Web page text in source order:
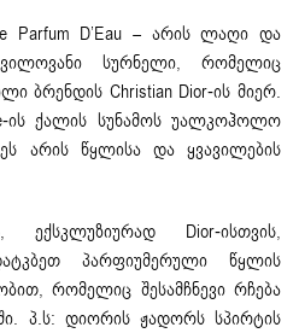
Parfum D’Eau – არის ლაღი და
სურნელი, რომელიც
ბრენდის Christian Dior-ის მიერ.
ის ქალის სუნამოს უალკოჰოლო
არის წყლისა და ყვავილების
Dior-ისთვის,
პარფიუმერული წყლის
რომელიც შესამჩნევი რჩება
პ.ს: დიორის ჟადორს სპირტის